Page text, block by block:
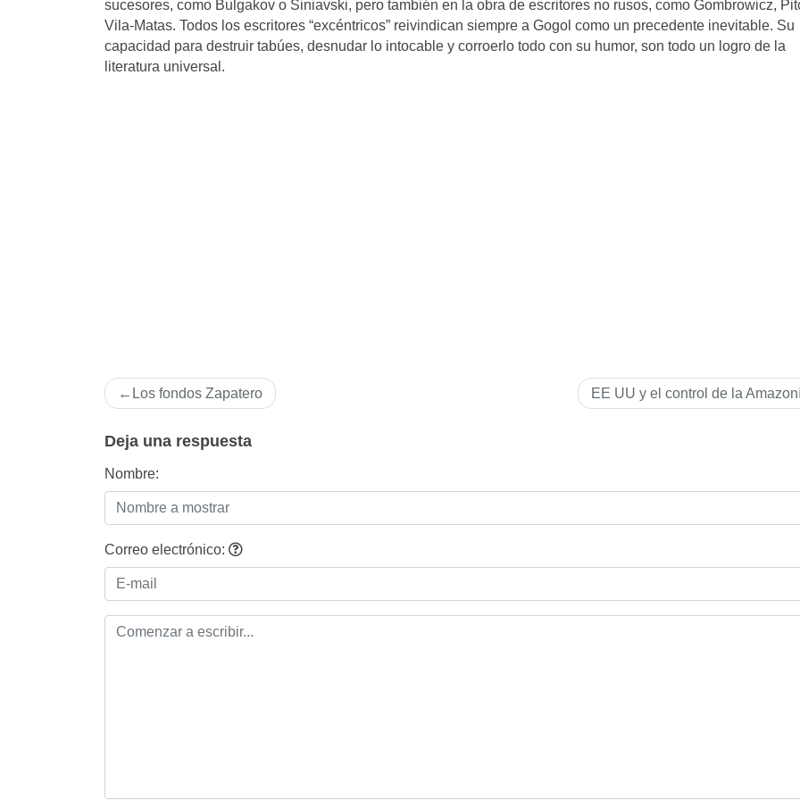
sucesores, como Bulgakov o Siniavski, pero también en la obra de escritores no rusos, como Gombrowicz,
Vila-Matas. Todos los escritores “excéntricos” reivindican siempre a Gogol como un precedente inevitable. Su
capacidad para destruir tabúes, desnudar lo intocable y corroerlo todo con su humor, son todo un logro de la
literatura universal.
Navegación
de
entradas
Los fondos Zapatero EE UU y el control de la
Deja una respuesta
Nombre:
Correo electrónico: